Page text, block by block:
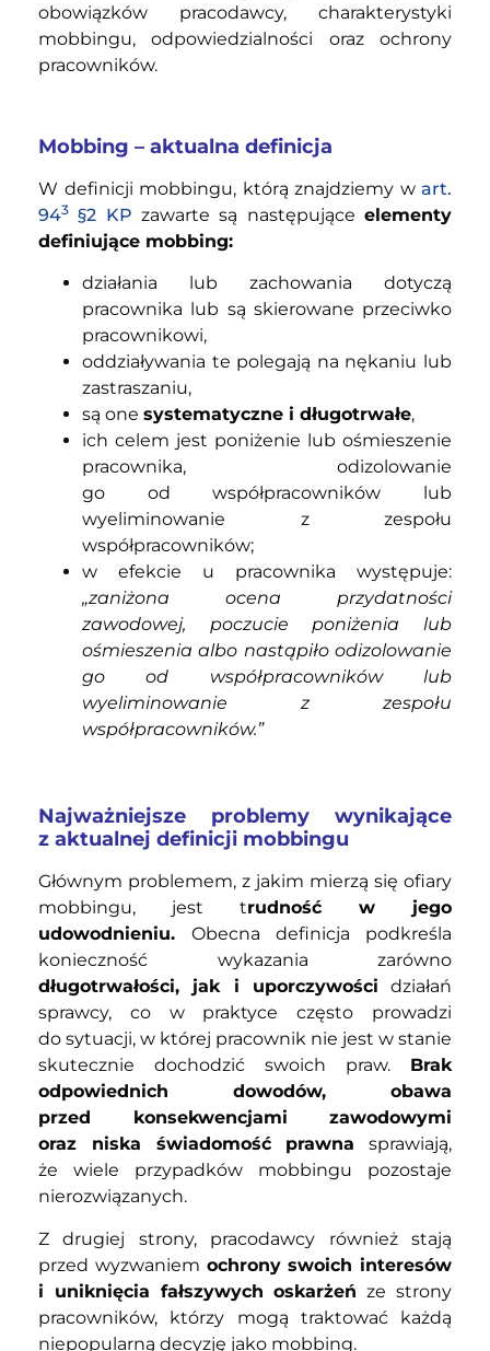
obowiązków pracodawcy, charakterystyki
mobbingu, odpowiedzialności oraz ochrony
pracowników.
Mobbing – aktualna definicja
W definicji mobbingu, którą znajdziemy w art.
943 §2 KP zawarte są następująceelementy
definiujące mobbing:
działania lub zachowania dotyczą
pracownika lub są skierowane przeciwko
pracownikowi,
oddziaływania te polegają na nękaniu lub
zastraszaniu,
są one systematyczne i długotrwałe,
ich celem jest poniżenie lub ośmieszenie
pracownika, odizolowanie
go od współpracowników lub
wyeliminowanie z zespołu
współpracowników;
w efekcie u pracownika występuje:
„zaniżona ocena przydatności
zawodowej, poczucie poniżenia lub
ośmieszenia albo nastąpiło odizolowanie
go od współpracowników lub
wyeliminowanie z zespołu
współpracowników.”
Najważniejsze problemy wynikające
z aktualnej definicji mobbingu
Głównym problemem, z jakim mierzą się ofiary
mobbingu, jest trudność w jego
udowodnieniu. Obecna definicja podkreśla
konieczność wykazania zarówno
długotrwałości, jak i uporczywości działań
sprawcy, co w praktyce często prowadzi
do sytuacji, w której pracownik nie jest w stanie
skutecznie dochodzić swoich praw. Brak
odpowiednich dowodów, obawa
przed konsekwencjami zawodowymi
oraz niska świadomość prawna sprawiają,
że wiele przypadków mobbingu pozostaje
nierozwiązanych.
Z drugiej strony, pracodawcy również stają
przed wyzwaniem ochrony swoich interesów
i uniknięcia fałszywych oskarżeń ze strony
pracowników, którzy mogą traktować każdą
niepopularną decyzję jako mobbing.